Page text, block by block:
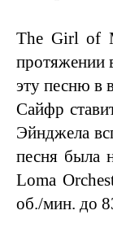
The Girl of
протяжении
эту песню в
Сайфр
Эйнджела
песня была
Loma
об./мин. до